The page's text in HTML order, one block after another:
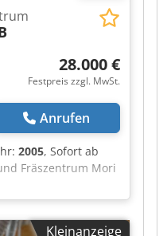
28.000 €
Festpreis zzgl. MwSt.
Anrufen
2005, Sofort ab
Fräszentrum Mori
2005
MSX 501
Werkzeugrevolver ,
Kleinanzeige